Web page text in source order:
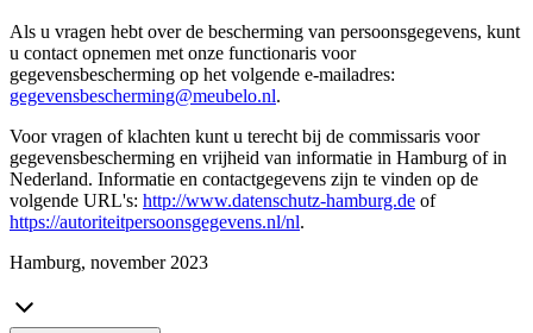
Als u vragen hebt over de bescherming van persoonsgegevens, kunt
u contact opnemen met onze functionaris voor
gegevensbescherming op het volgende e-mailadres:
gegevensbescherming@meubelo.nl.
Voor vragen of klachten kunt u terecht bij de commissaris voor
gegevensbescherming en vrijheid van informatie in Hamburg of in
Nederland. Informatie en contactgegevens zijn te vinden op de
volgende URL's: http://www.datenschutz-hamburg.de of
https://autoriteitpersoonsgegevens.nl/nl.
Hamburg, november 2023